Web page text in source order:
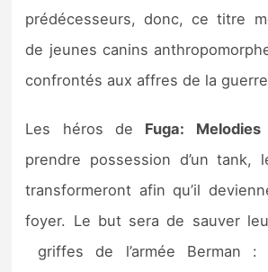
Sorties de jeux
Bons plans
prédécesseurs, donc, ce titre
de jeunes canins
confrontés aux affres de la
Les héros de Fuga:
prendre possession d’un tank,
transformeront afin qu’il
foyer. Le but sera de sauver
griffes de l’armée Berman